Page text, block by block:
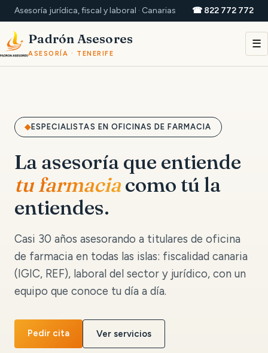
Asesoría jurídica, fiscal y laboral · Canarias ☎ 822 772 772
Padrón Asesores
ASESORÍA · TENERIFE
☰
ESPECIALISTAS EN OFICINAS DE FARMACIA
La asesoría que entiende
tu farmaciacomo tú la
entiendes.
Casi 30 años asesorando a titulares de oficina
de farmacia en todas las islas: fiscalidad canaria
(IGIC, REF), laboral del sector y jurídico, con un
equipo que conoce tu día a día.
Pedir cita Ver servicios